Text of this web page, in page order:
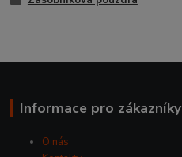
Informace pro zákazníky
O nás